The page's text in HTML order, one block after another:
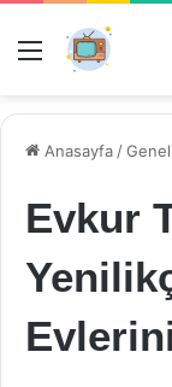
Menü
Anasayfa /Genel
Evkur